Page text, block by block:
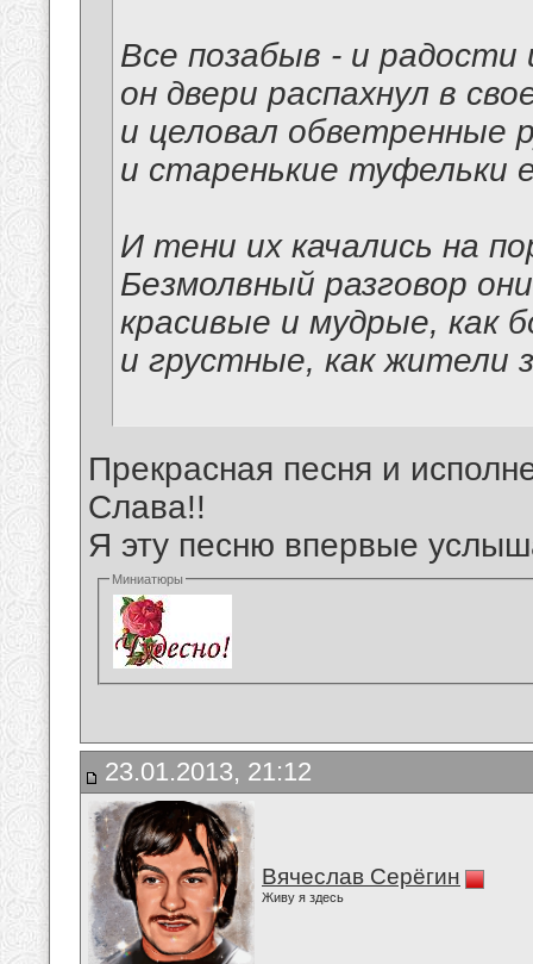
Все позабыв - и радости
он двери распахнул в
и целовал обветренные
и старенькие туфельки
И тени их качались на
Безмолвный разговор
красивые и мудрые, как
и грустные, как жители
Прекрасная песня и
Слава!!
Я эту песню впервые
Миниатюры
23.01.2013, 21:12
Вячеслав Серёгин
Живу я здесь